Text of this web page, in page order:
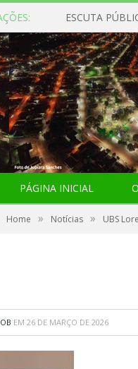
ESCUTA
PÁGINA INICIAL
Home » Notícias » UBS
EM 26 DE MARÇO DE 2026